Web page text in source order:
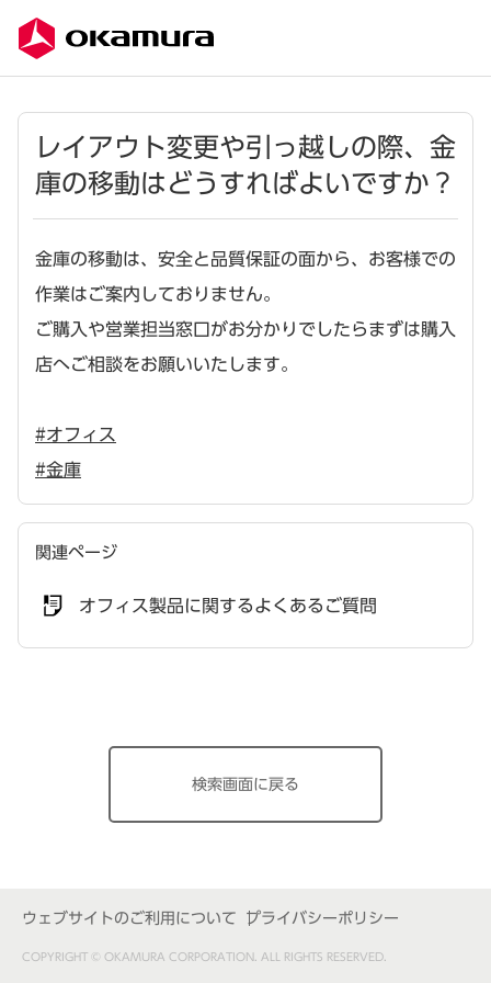
レイアウト変更や引っ越しの際、金
庫の移動はどうすればよいですか？
金庫の移動は、安全と品質保証の面から、お客様での
作業はご案内しておりません。
ご購入や営業担当窓口がお分かりでしたらまずは購入
店へご相談をお願いいたします。
#オフィス
#金庫
関連ページ
オフィス製品に関するよくあるご質問
検索画面に戻る
ウェブサイトのご利用について プライバシーポリシー
COPYRIGHT © OKAMURA CORPORATION. ALL RIGHTS RESERVED.